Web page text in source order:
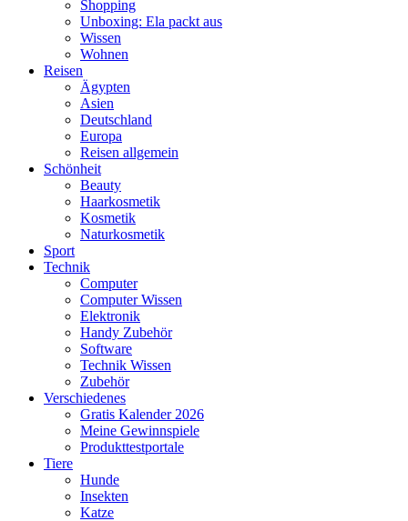
Shopping
Unboxing: Ela packt aus
Wissen
Wohnen
Reisen
Ägypten
Asien
Deutschland
Europa
Reisen allgemein
Schönheit
Beauty
Haarkosmetik
Kosmetik
Naturkosmetik
Sport
Technik
Computer
Computer Wissen
Elektronik
Handy Zubehör
Software
Technik Wissen
Zubehör
Verschiedenes
Gratis Kalender 2026
Meine Gewinnspiele
Produkttestportale
Tiere
Hunde
Insekten
Katze